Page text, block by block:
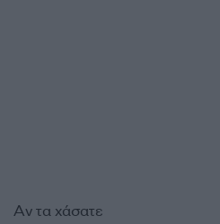
Αν τα χάσατε